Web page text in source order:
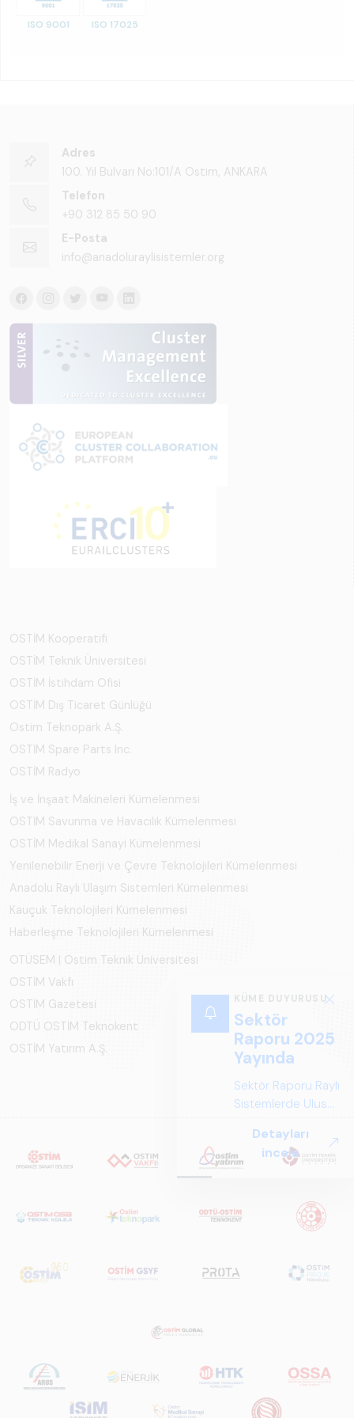
ISO 9001 ISO 17025
KÜME DUYURUSU
Sektör
Raporu 2025
Yayında
Sektör Raporu Raylı
Sistemlerde Ulusal
Perspektif ARUS
tarafından
ve Küresel
Perspektif – Sektör
Türkiye ve dünya
genelindeki raylı
ve gelecek
perspektifi
açısından kapsamlı
Detayları
incele
Adres
100. Yıl Bulvarı No:101/A Ostim, ANKARA
Telefon
+90 312 85 50 90
E-Posta
info@anadoluraylisistemler.org
OSTİM Kooperatifi
OSTİM Teknik Üniversitesi
OSTİM İstihdam Ofisi
OSTİM Dış Ticaret Günlüğü
Ostim Teknopark A.Ş.
OSTİM Spare Parts Inc.
OSTİM Radyo
İş ve İnşaat Makineleri Kümelenmesi
OSTİM Savunma ve Havacılık Kümelenmesi
OSTİM Medikal Sanayi Kümelenmesi
Yenilenebilir Enerji ve Çevre Teknolojileri Kümelenmesi
Anadolu Raylı Ulaşım Sistemleri Kümelenmesi
Kauçuk Teknolojileri Kümelenmesi
Haberleşme Teknolojileri Kümelenmesi
OTÜSEM | Ostim Teknik Üniversitesi
OSTİM Vakfı
OSTİM Gazetesi
ODTÜ OSTİM Teknokent
OSTİM Yatırım A.Ş.